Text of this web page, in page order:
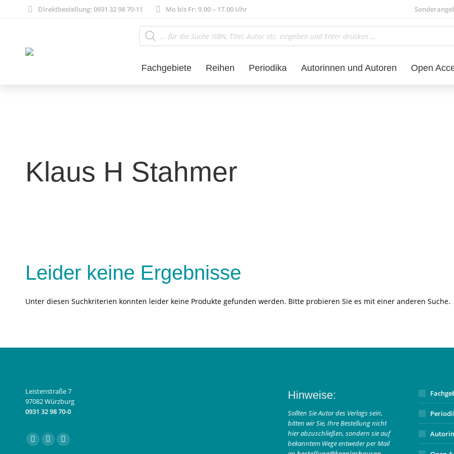
Direktbestellung: 0931 32 98 70-11 Mo bis Fr: 9.00 – 17.00 Uhr
Products
search
Fachgebiete Reihen Periodika Autorinnen und Autoren Open
Klaus H Stahmer
Leider keine Ergebnisse
Unter diesen Suchkriterien konnten leider keine Produkte gefunden werden. Bitte probieren Sie es mit einer anderen Suche.
Leistenstraße 7
97082 Würzburg
0931 32 98 70-0
Finden Sie uns auf:
FacebookInstagram
E-
Hinweise:
Sollten Sie Autor des Verlags sein,
bitten wir Sie, Ihre Bestellung nicht
hier abzuschließen, sondern sie auf
bekanntem Wege entweder per Mail